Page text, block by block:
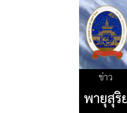
ข่าว
พายุสุริ